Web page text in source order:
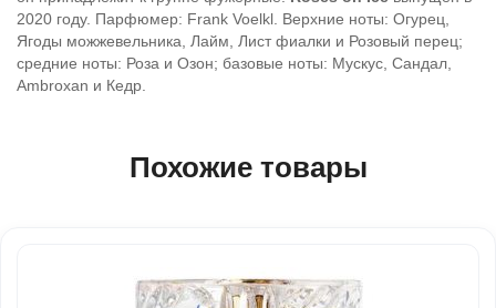
2020 году. Парфюмер: Frank Voelkl. Верхние ноты: Огурец,
Ягоды можжевельника, Лайм, Лист фиалки и Розовый перец;
средние ноты: Роза и Озон; базовые ноты: Мускус, Сандал,
Ambroxan и Кедр.
Похожие товары